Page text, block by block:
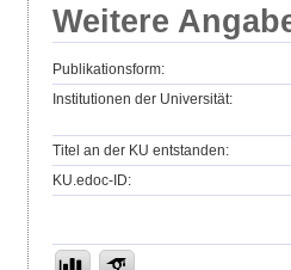
Weitere
Publikationsform:
Institutionen der Universität:
Titel an der KU entstanden:
KU.edoc-ID: